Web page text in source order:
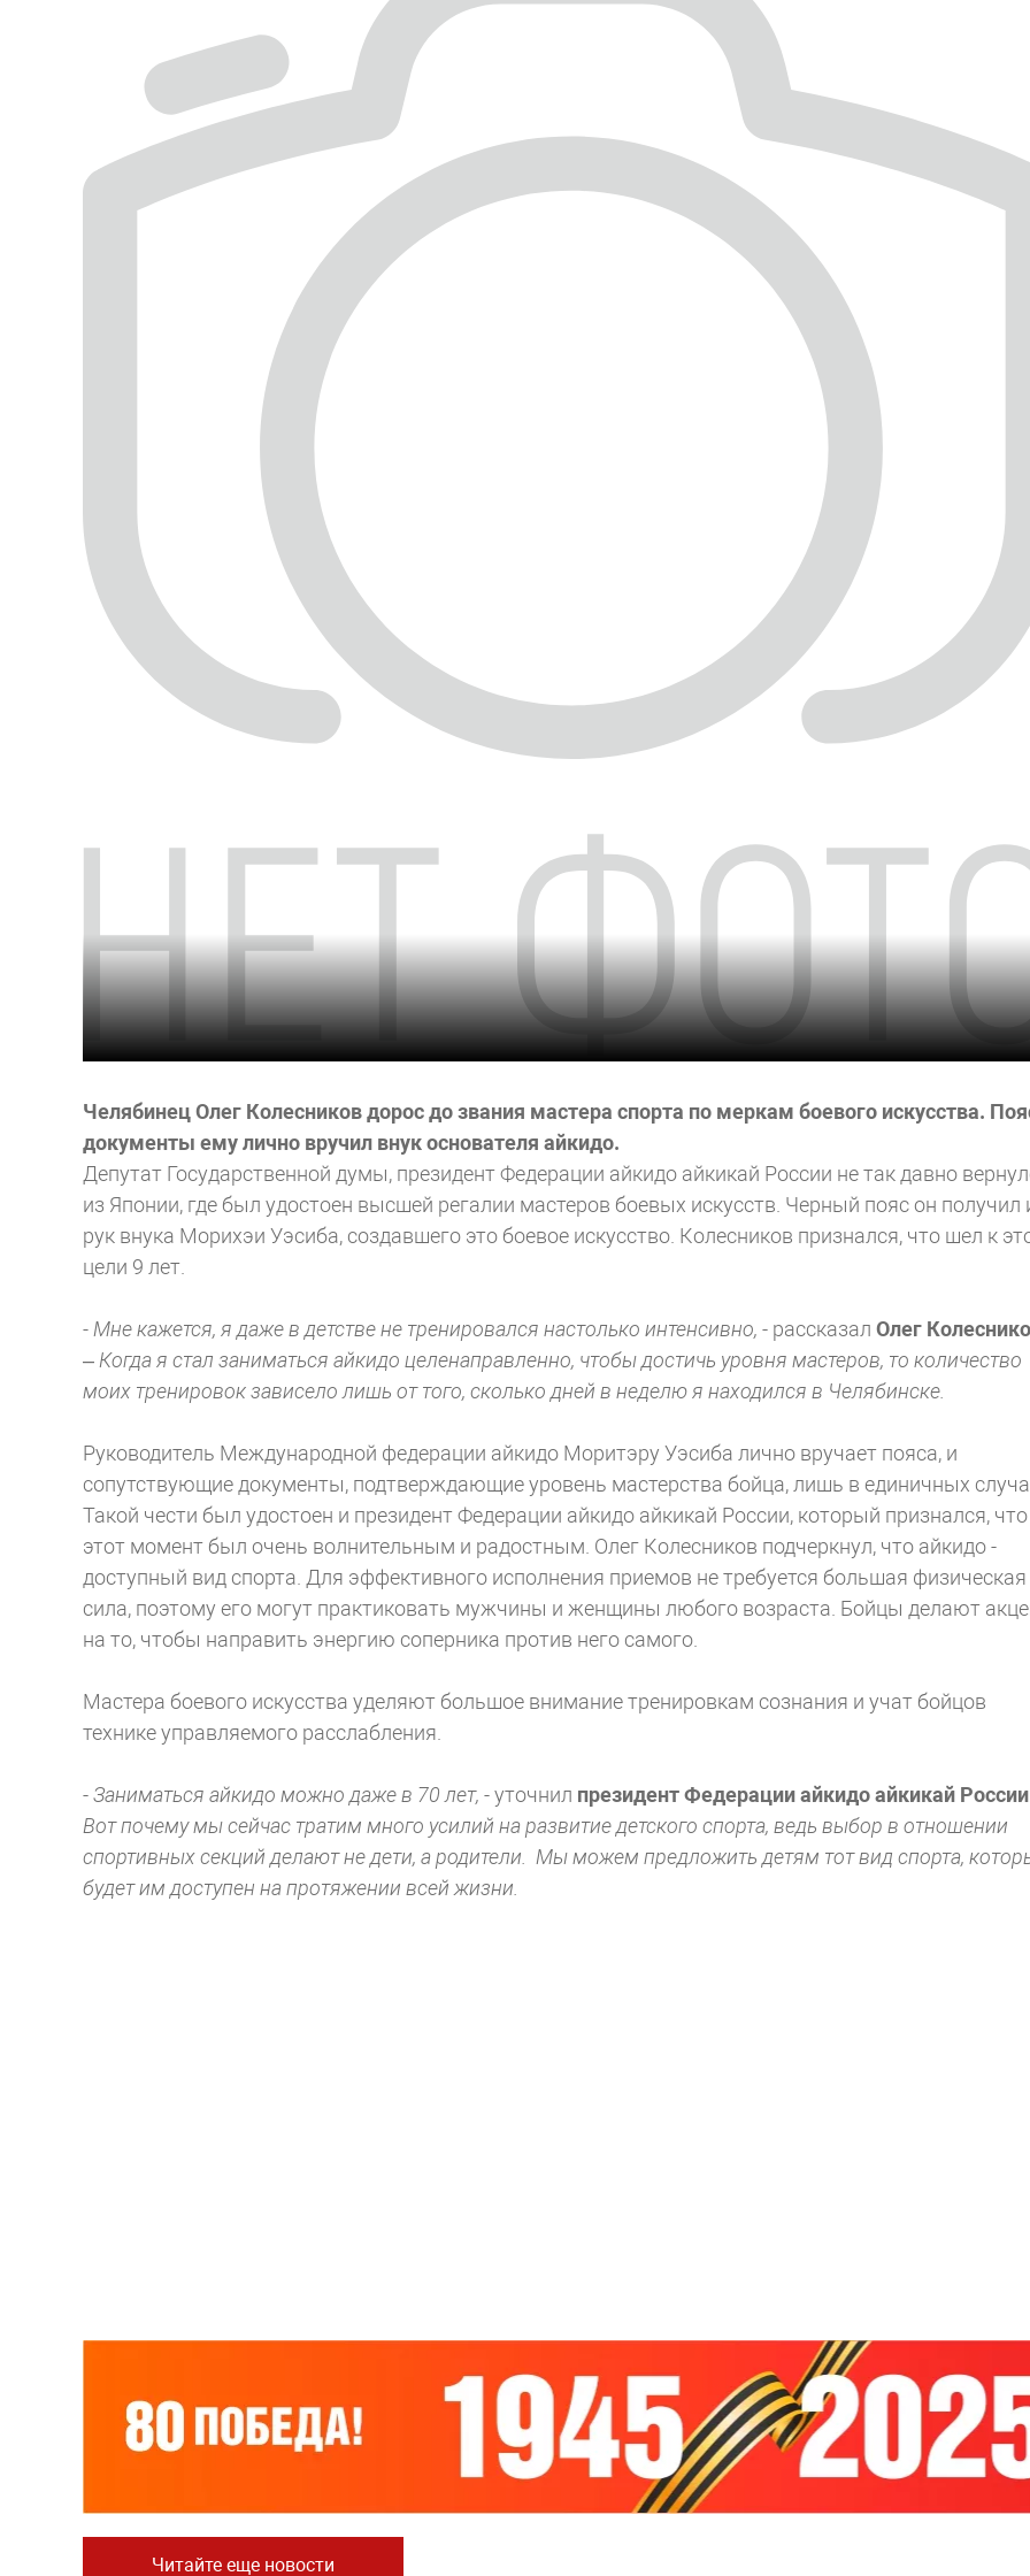
Челябинец Олег Колесников дорос до звания мастера спорта по меркам боевого искусства.
документы ему лично вручил внук основателя айкидо.
Депутат Государственной думы, президент Федерации айкидо айкикай России не так давно
из Японии, где был удостоен высшей регалии мастеров боевых искусств. Черный пояс он получил
рук внука Морихэи Уэсиба, создавшего это боевое искусство. Колесников признался, что шел к
цели 9 лет.
- Мне кажется, я даже в детстве не тренировался настолько интенсивно, - рассказал Олег
–Когда я стал заниматься айкидо целенаправленно, чтобы достичь уровня мастеров, то количество
моих тренировок зависело лишь от того, сколько дней в неделю я находился в Челябинске.
Руководитель Международной федерации айкидо Моритэру Уэсиба лично вручает пояса, и
сопутствующие документы, подтверждающие уровень мастерства бойца, лишь в единичных
Такой чести был удостоен и президент Федерации айкидо айкикай России, который признался, что
этот момент был очень волнительным и радостным. Олег Колесников подчеркнул, что айкидо -
доступный вид спорта. Для эффективного исполнения приемов не требуется большая физическая
сила, поэтому его могут практиковать мужчины и женщины любого возраста. Бойцы делают
на то, чтобы направить энергию соперника против него самого.
Мастера боевого искусства уделяют большое внимание тренировкам сознания и учат бойцов
технике управляемого расслабления.
-Заниматься айкидо можно даже в 70 лет, - уточнил президент Федерации айкидо айкикай России
Вот почему мы сейчас тратим много усилий на развитие детского спорта, ведь выбор в отношении
спортивных секций делают не дети, а родители. Мы можем предложить детям тот вид спорта,
будет им доступен на протяжении всей жизни.
Читайте еще новости